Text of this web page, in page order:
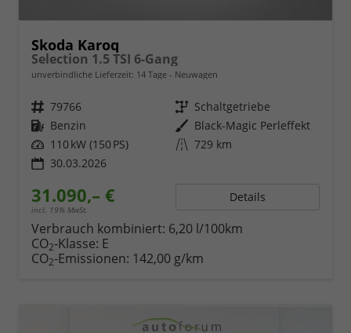
Skoda Karoq
Selection 1.5 TSI 6-Gang
unverbindliche Lieferzeit: 14 Tage Neuwagen
Fahrzeugnr. 79766 Getriebe Schaltgetriebe
Kraftstoff Benzin Außenfarbe Black-Magic Perleffekt
Leistung 110 kW (150 PS) Kilometerstand 729 km
30.03.2026
31.090,– €
incl. 19% MwSt.
Details
Verbrauch kombiniert: 6,20 l/100km
CO2-Klasse: E
CO2-Emissionen: 142,00 g/km